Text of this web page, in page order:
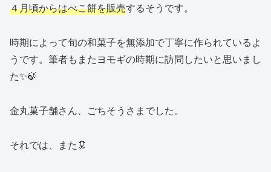
４月頃からはべこ餅を販売するそうです。
時期によって旬の和菓子を無添加で丁寧に作られているよ
うです。筆者もまたヨモギの時期に訪問したいと思いまし
た✨🍃
金丸菓子舗さん、ごちそうさまでした。
それでは、また🦑